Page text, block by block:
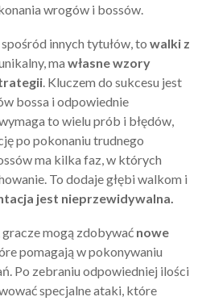
wrogów i bossów.
innych tytułów, to walki z
ma własne wzory
. Kluczem do sukcesu jest
bossa i odpowiednie
to wielu prób i błędów,
po pokonaniu trudnego
ma kilka faz, w których
To dodaje głębi walkom i
jest nieprzewidywalna.
mogą zdobywać nowe
pomagają w pokonywaniu
Po zebraniu odpowiedniej ilości
specjalne ataki, które